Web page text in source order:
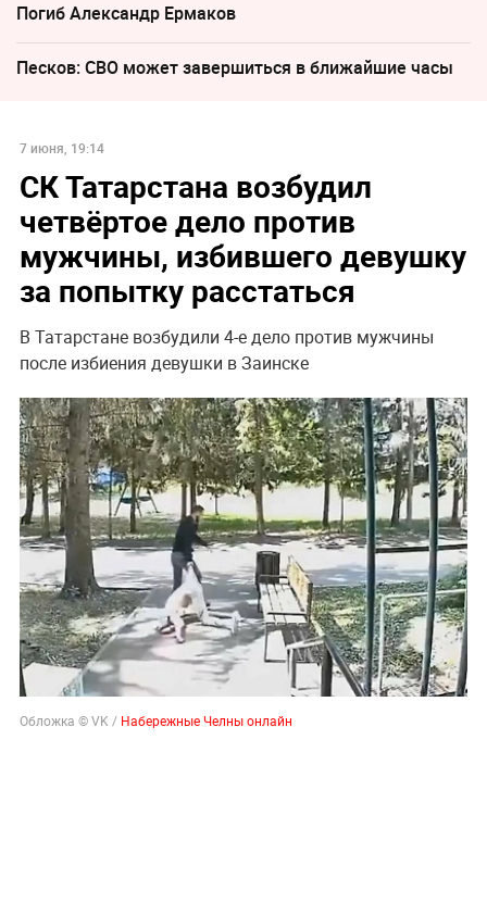
Погиб Александр Ермаков
Песков: СВО может завершиться в ближайшие часы
7 июня, 19:14
СК Татарстана возбудил
четвёртое дело против
мужчины, избившего девушку
за попытку расстаться
В Татарстане возбудили 4-е дело против мужчины
после избиения девушки в Заинске
Обложка © VK / Набережные Челны онлайн